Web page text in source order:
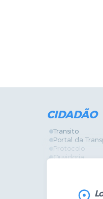
CIDADÃO
Transito
Portal da
Protocolo
Ouvidoria
Legislação